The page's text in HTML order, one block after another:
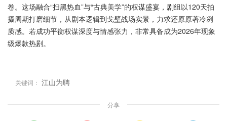
卷。这场融合“扫黑热血”与“古典美学”的权谋盛宴，剧组以120天拍
摄周期打磨细节，从剧本逻辑到戈壁战场实景，力求还原原著冷冽
质感。若成功平衡权谋深度与情感张力，非常具备成为2026年现象
级爆款热剧。
关键词： 江山为聘
分享